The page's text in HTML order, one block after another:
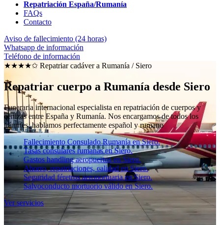
Repatriación España/Rumanía
FAQs
Contacto
Aviso de fallecimiento (24 horas)
Whatsapp de información
Teléfono de información
★★★★✩ Repatriar cadáver a Rumanía / Siero
Repatriar cuerpo a Rumanía desde Siero
Funeraria internacional especialista en repatriación de cuerpos y
cenizas entre España y Rumanía. Nos encargamos de todos los
trámites, hablamos perfectamente español y rumano
Fallecimiento Consulado Rumanía en Siero.
Tasas consulares rumanas en Siero.
Gastos handling aeropuertos en Siero.
Ahorro, repatriaciones, calidad en Siero.
Seguridad féretros aeroportuaria en Siero.
Salvoconducto mortuorio válido en Siero.
Ver servicios